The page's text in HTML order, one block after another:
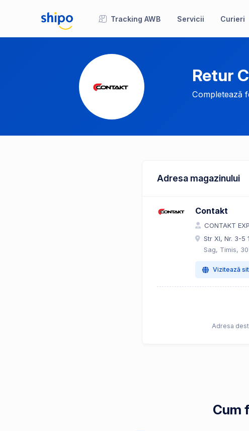
Tracking AWB Servicii Curieri
Retur
Completează
Adresa magazinului
Contakt
CONTAKT
Str XI, Nr. 3-5 1
Sag, Timis,
Vizitează
Adresa
Cum